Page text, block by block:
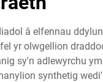
â elfennau
yr olwgellion
sy'n adlewyrchu
synthetig